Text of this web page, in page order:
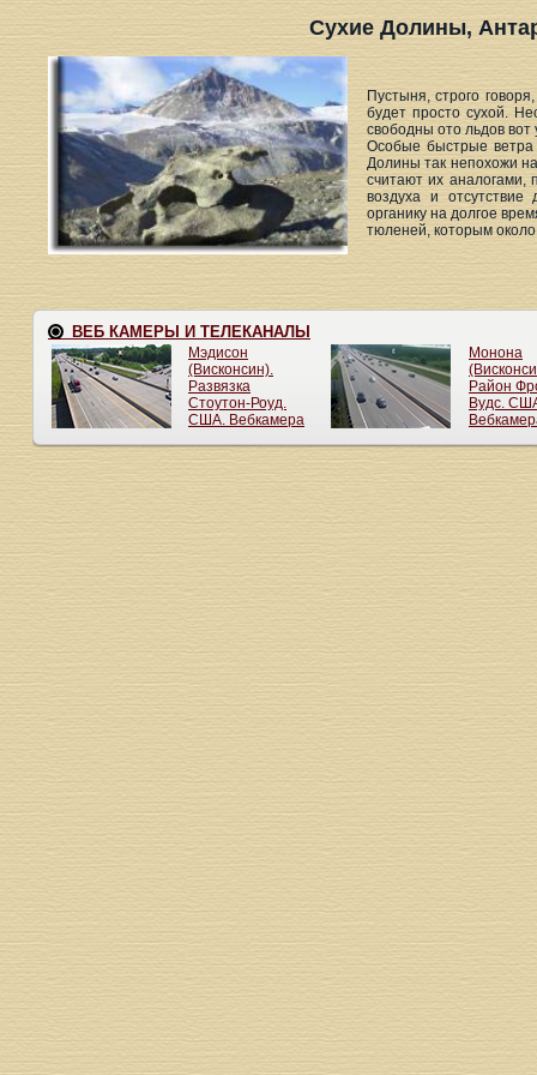
Сухие Долины,
Пустыня, строго
будет просто сухой.
свободны ото льдов
Особые быстрые ветра
Долины так непохожи
считают их аналогами,
воздуха и
органику на долгое
тюленей, которым